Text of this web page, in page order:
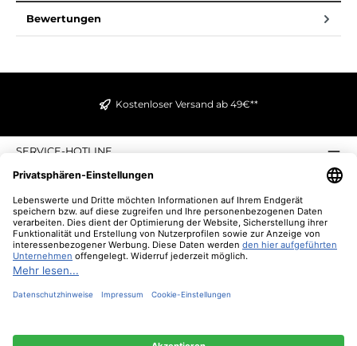
Bewertungen
Kostenloser Versand ab 49€**
SERVICE-HOTLINE
INFORMATIONEN
ZAHLUNGS- UND VERSANDARTEN
ÜBER UNS
UNSERE VORTEILE
UNSERE COMMUNITIES